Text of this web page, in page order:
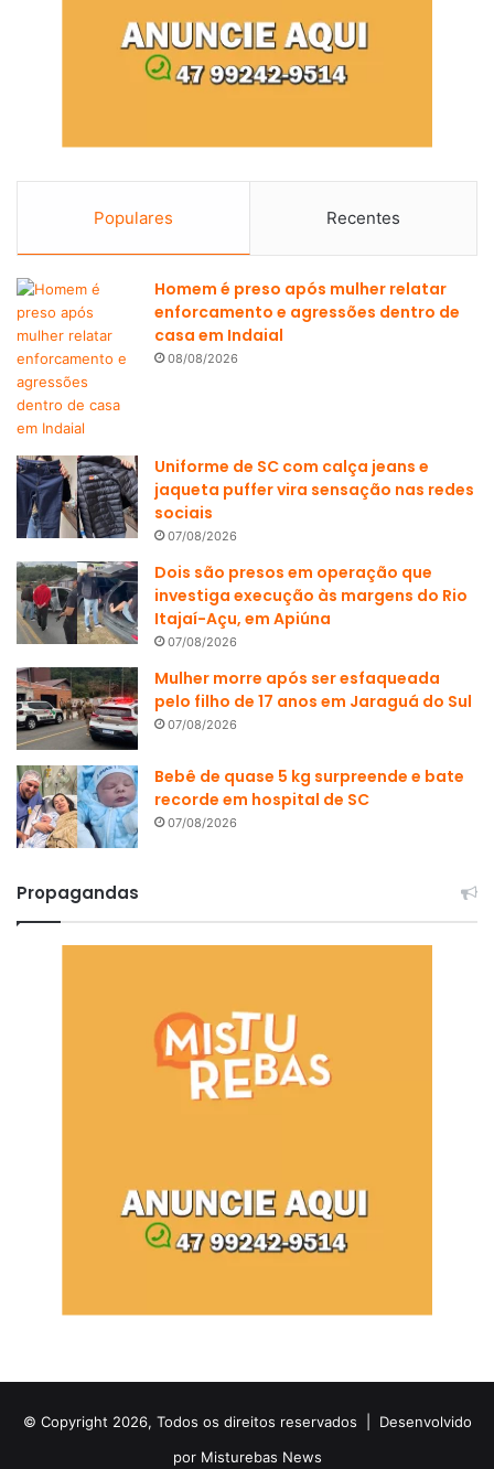
Populares Recentes
Homem é preso após mulher relatar
enforcamento e agressões dentro de
casa em Indaial
08/08/2026
Uniforme de SC com calça jeans e
jaqueta puffer vira sensação nas redes
sociais
07/08/2026
Dois são presos em operação que
investiga execução às margens do Rio
Itajaí-Açu, em Apiúna
07/08/2026
Mulher morre após ser esfaqueada
pelo filho de 17 anos em Jaraguá do Sul
07/08/2026
Bebê de quase 5 kg surpreende e bate
recorde em hospital de SC
07/08/2026
Propagandas
© Copyright 2026, Todos os direitos reservados | Desenvolvido
por Misturebas News